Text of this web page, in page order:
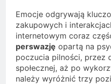
Emocje odgrywają
zakupowych i
internetowym coraz
perswazję opartą na
poczucia pilności, przez
społecznej, aż po
należy wyróżnić trzy